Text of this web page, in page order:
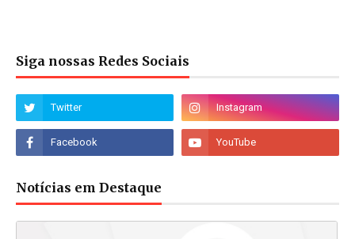
Siga nossas Redes Sociais
Notícias em Destaque